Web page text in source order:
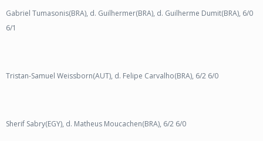
Gabriel Tumasonis(BRA), d. Guilhermer(BRA), d. Guilherme Dumit(BRA), 6/0
6/1
Tristan-Samuel Weissborn(AUT), d. Felipe Carvalho(BRA), 6/2 6/0
Sherif Sabry(EGY), d. Matheus Moucachen(BRA), 6/2 6/0